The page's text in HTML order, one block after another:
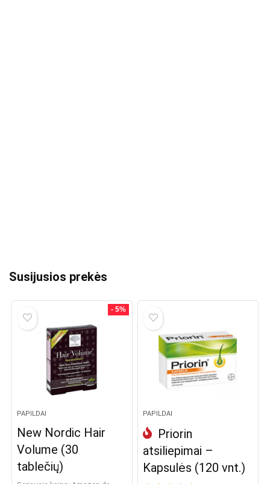
Susijusios prekės
- 5%
PAPILDAI
New Nordic Hair
Volume (30
tablečių)
PAPILDAI
Priorin
atsiliepimai –
Kapsulės (120 vnt.)